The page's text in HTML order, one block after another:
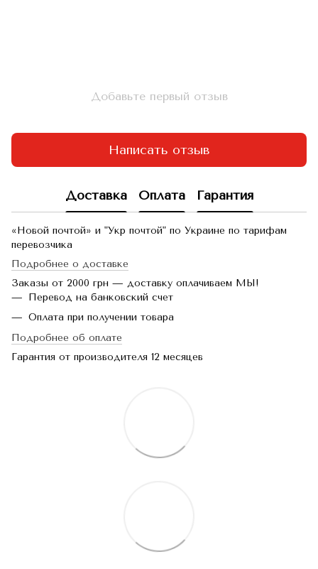
Добавьте первый отзыв
Написать отзыв
Доставка Оплата Гарантия
«Новой почтой» и "Укр почтой" по Украине по тарифам
перевозчика
Подробнее о доставке
Заказы от 2000 грн — доставку оплачиваем МЫ!
Перевод на банковский счет
Оплата при получении товара
Подробнее об оплате
Гарантия от производителя 12 месяцев